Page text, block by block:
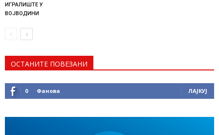
ИГРАЛИШТЕ У
ВОЈВОДИНИ
ОСТАНИТЕ ПОВЕЗАНИ
0 Фанова ЛАЈКУЈ